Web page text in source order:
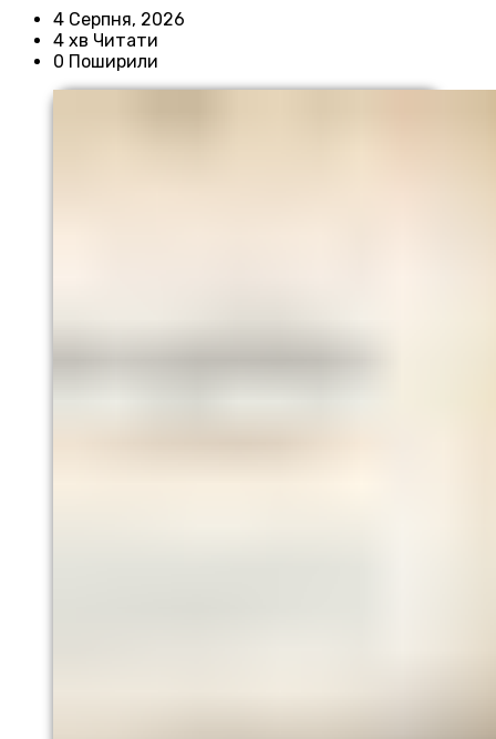
4 Серпня, 2026
4 хв Читати
0 Поширили